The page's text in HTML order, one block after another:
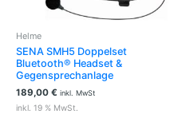
Helme
SENA SMH5 Doppelset
Bluetooth® Headset &
Gegensprechanlage
189,00 € inkl. MwSt
inkl. 19 % MwSt.